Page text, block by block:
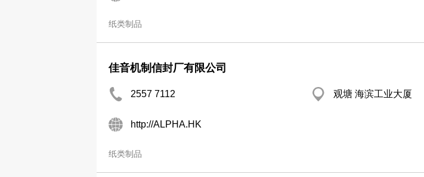
纸类制品
佳音机制信封厂有限公司
2557 7112 观塘 海滨工业大厦
http://ALPHA.HK
纸类制品